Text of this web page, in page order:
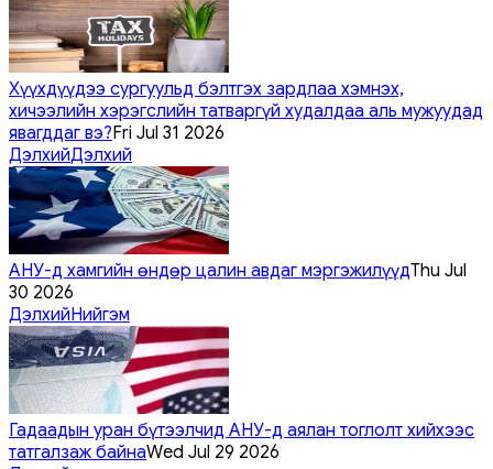
Хүүхдүүдээ сургуульд бэлтгэх зардлаа хэмнэх,
хичээлийн хэрэгслийн татваргүй худалдаа аль мужуудад
явагддаг вэ?Fri Jul 31 2026
ДэлхийДэлхий
АНУ-д хамгийн өндөр цалин авдаг мэргэжилүүдThu Jul
30 2026
ДэлхийНийгэм
Гадаадын уран бүтээлчид АНУ-д аялан тоглолт хийхээс
татгалзаж байнаWed Jul 29 2026